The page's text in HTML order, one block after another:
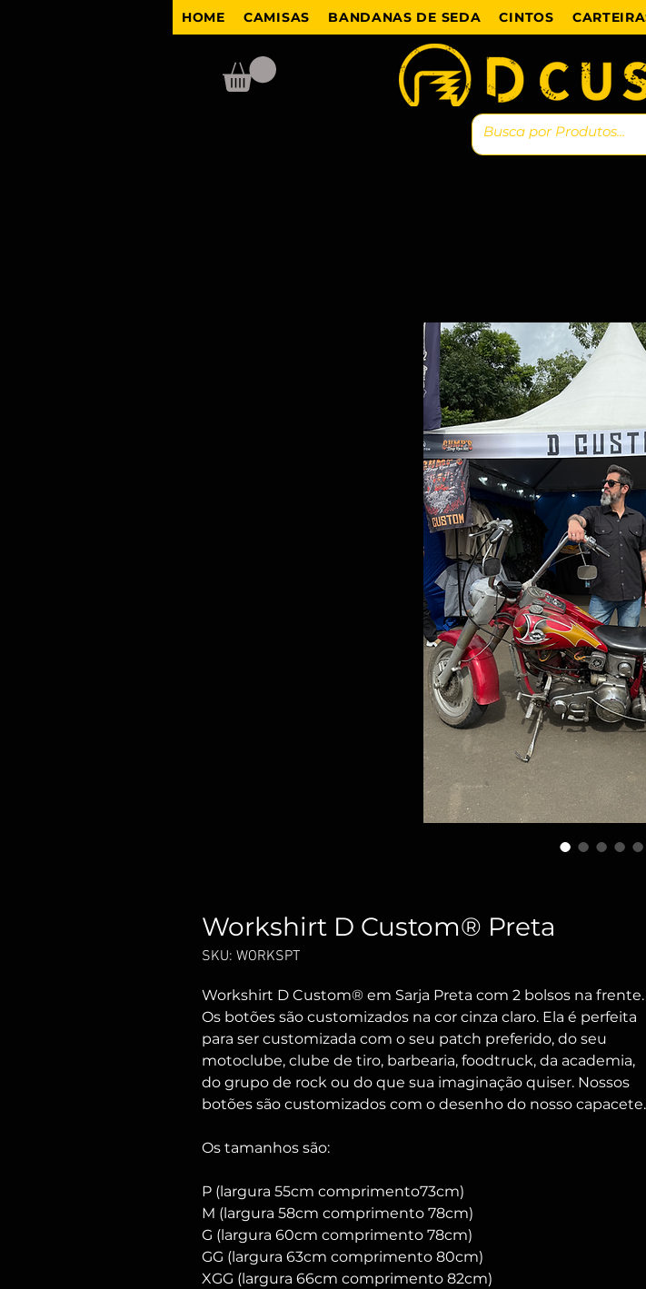
HOME CAMISAS BANDANAS DE SEDA CINTOS
Workshirt D Custom® Preta
SKU: WORKSPT
Workshirt D Custom® em Sarja Preta com 2 bolsos na frente.
Os botões são customizados na cor cinza claro. Ela é perfeita
para ser customizada com o seu patch preferido, do seu
motoclube, clube de tiro, barbearia, foodtruck, da academia,
do grupo de rock ou do que sua imaginação quiser. Nossos
botões são customizados com o desenho do nosso capacete.
Os tamanhos são:
P (largura 55cm comprimento73cm)
M (largura 58cm comprimento 78cm)
G (largura 60cm comprimento 78cm)
GG (largura 63cm comprimento 80cm)
XGG (largura 66cm comprimento 82cm)